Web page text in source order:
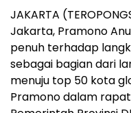
JAKARTA
Jakarta, Pramono
penuh terhadap
sebagai bagian dari
menuju top 50 kota
Pramono dalam